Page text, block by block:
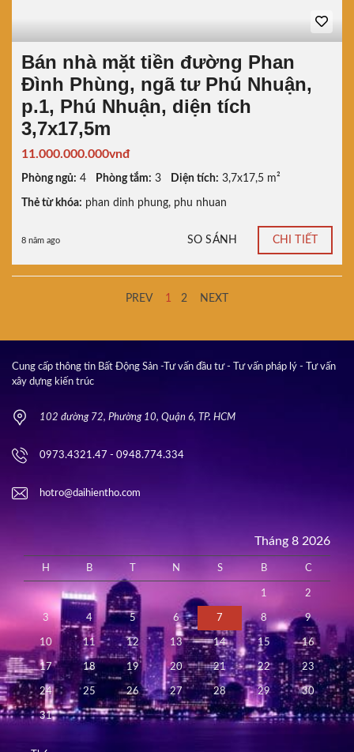
Bán nhà mặt tiền đường Phan
Đình Phùng, ngã tư Phú Nhuận,
p.1, Phú Nhuận, diện tích
3,7x17,5m
11.000.000.000vnđ
Phòng ngủ: 4 Phòng tắm: 3 Diện tích: 3,7x17,5 m²
Thẻ từ khóa: phan dinh phung, phu nhuan
8 năm ago SO SÁNH CHI TIẾT
PREV 1 2 NEXT
Cung cấp thông tin Bất Động Sản -Tư vấn đầu tư - Tư vấn pháp lý - Tư vấn
xây dựng kiến trúc
102 đường 72, Phường 10, Quận 6, TP. HCM
0973.4321.47 - 0948.774.334
hotro@daihientho.com
Tháng 8 2026
H B N S B C
1 2
3 4 5 6 7 8 9
10 11 12 13 14 15 16
17 18 19 20 21 22 23
24 25 26 27 28 29 30
31